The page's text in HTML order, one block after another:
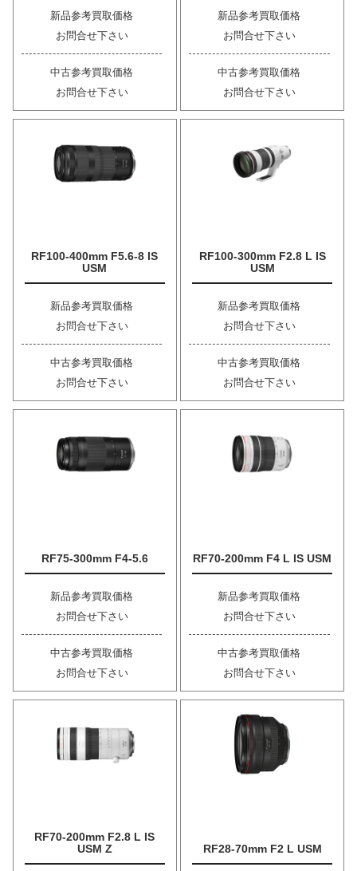
新品参考買取価格
お問合せ下さい
中古参考買取価格
お問合せ下さい
新品参考買取価格
お問合せ下さい
中古参考買取価格
お問合せ下さい
RF100-400mm F5.6-8 IS
USM
新品参考買取価格
お問合せ下さい
中古参考買取価格
お問合せ下さい
RF100-300mm F2.8 L IS
USM
新品参考買取価格
お問合せ下さい
中古参考買取価格
お問合せ下さい
RF75-300mm F4-5.6
新品参考買取価格
お問合せ下さい
中古参考買取価格
お問合せ下さい
RF70-200mm F4 L IS USM
新品参考買取価格
お問合せ下さい
中古参考買取価格
お問合せ下さい
RF70-200mm F2.8 L IS
USM Z
RF28-70mm F2 L USM